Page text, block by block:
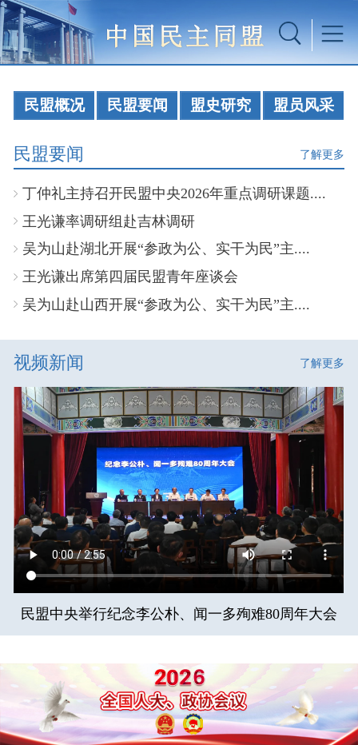
民盟概况 民盟要闻 盟史研究 盟员风采
民盟要闻 了解更多
丁仲礼主持召开民盟中央2026年重点调研课题....
王光谦率调研组赴吉林调研
吴为山赴湖北开展“参政为公、实干为民”主....
王光谦出席第四届民盟青年座谈会
吴为山赴山西开展“参政为公、实干为民”主....
视频新闻 了解更多
民盟中央举行纪念李公朴、闻一多殉难80周年大会